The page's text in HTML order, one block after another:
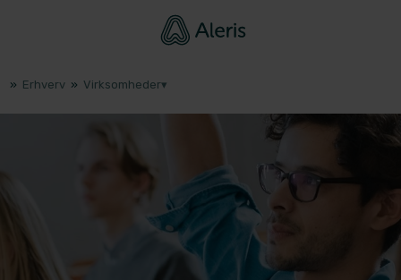
» Erhverv » Virksomheder▾